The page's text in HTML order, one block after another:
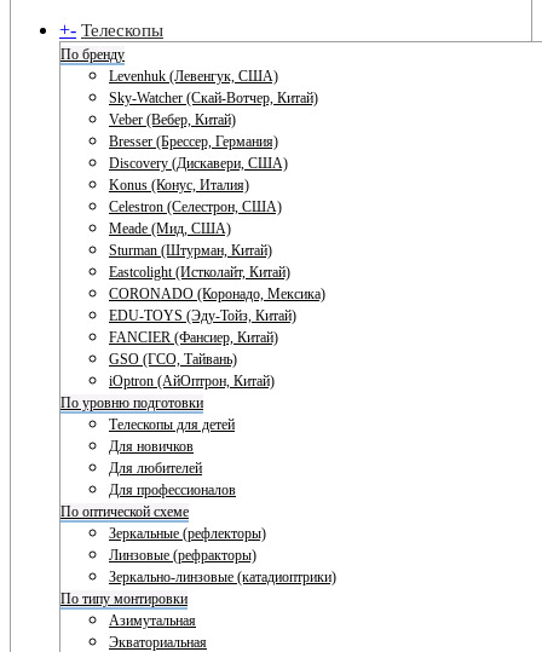
+- Телескопы
По бренду
Levenhuk (Левенгук, США)
Sky-Watcher (Скай-Вотчер, Китай)
Veber (Вебер, Китай)
Bresser (Брессер, Германия)
Discovery (Дискавери, США)
Konus (Конус, Италия)
Celestron (Селестрон, США)
Meade (Мид, США)
Sturman (Штурман, Китай)
Eastcolight (Истколайт, Китай)
CORONADO (Коронадо, Мексика)
EDU-TOYS (Эду-Тойз, Китай)
FANCIER (Фансиер, Китай)
GSO (ГСО, Тайвань)
iOptron (АйОптрон, Китай)
По уровню подготовки
Телескопы для детей
Для новичков
Для любителей
Для профессионалов
По оптической схеме
Зеркальные (рефлекторы)
Линзовые (рефракторы)
Зеркально-линзовые (катадиоптрики)
По типу монтировки
Азимутальная
Экваториальная